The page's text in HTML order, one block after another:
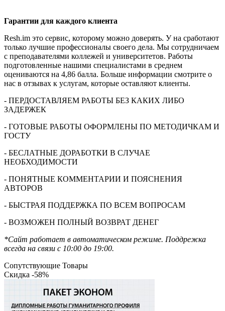
Гарантии для каждого клиента
Resh.im это сервис, которому можно доверять. У на сработают
только лучшие профессионалы своего дела. Мы сотрудничаем
с преподавателями коллежей и университетов. Работы
подготовленные нашими специалистами в среднем
оцениваются на 4,86 балла. Больше информации смотрите о
нас в отзывах к услугам, которые оставляют клиенты.
- ПЕРДОСТАВЛЯЕМ РАБОТЫ БЕЗ КАКИХ ЛИБО
ЗАДЕРЖЕК
- ГОТОВЫЕ РАБОТЫ ОФОРМЛЕНЫ ПО МЕТОДИЧКАМ И
ГОСТУ
- БЕСЛАТНЫЕ ДОРАБОТКИ В СЛУЧАЕ
НЕОБХОДИМОСТИ
- ПОНЯТНЫЕ КОММЕНТАРИИ И ПОЯСНЕНИЯ
АВТОРОВ
- БЫСТРАЯ ПОДДЕРЖКА ПО ВСЕМ ВОПРОСАМ
- ВОЗМОЖЕН ПОЛНЫЙ ВОЗВРАТ ДЕНЕГ
*Сайт работает в автоматическом режиме. Поддрежка
всегда на связи с 10:00 до 19:00.
Сопутствующие Товары
Скидка -58%